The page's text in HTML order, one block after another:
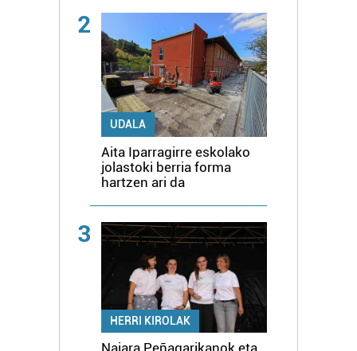
2
UDALA
Aita Iparragirre eskolako
jolastoki berria forma
hartzen ari da
3
HERRI KIROLAK